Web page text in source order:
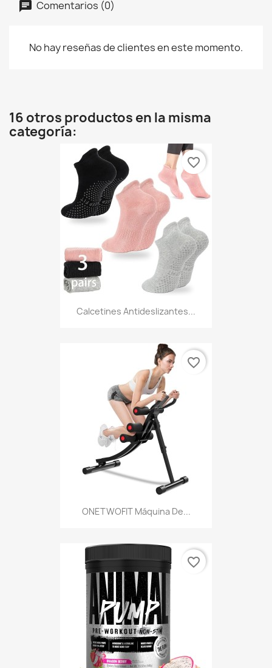
Comentarios (0)
No hay reseñas de clientes en este momento.
16 otros productos en la misma
categoría:
Calcetines Antideslizantes...
favorite_border
ONETWOFIT Máquina De...
favorite_border
favorite_border